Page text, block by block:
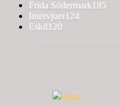
Frida Södermark185
Intervjuer124
Eskil120